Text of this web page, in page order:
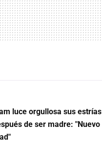
luce orgullosa sus estrías
de ser madre: "Nuevo